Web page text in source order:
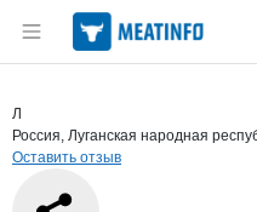
Раздел
Страница
Страница компании
Краткая
Л
Россия, Луганская народная
Оставить отзыв